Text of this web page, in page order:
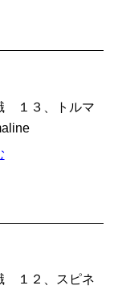
１３、トルマ
１２、スピネ